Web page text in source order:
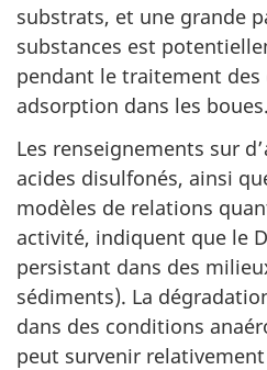
substrats, et une grande
substances est
pendant le traitement des
adsorption dans les boues.
Les renseignements sur
acides disulfonés, ainsi
modèles de relations
activité, indiquent que le
persistant dans des
sédiments). La
dans des conditions
peut survenir